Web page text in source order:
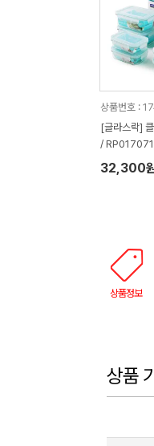
상품번호 :
[글라스락]
/
32,300
상품정보
상품